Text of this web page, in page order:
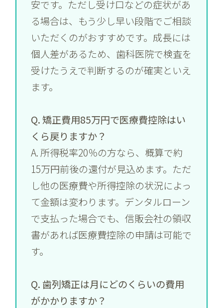
安です。ただし受け口などの症状があ
る場合は、もう少し早い段階でご相談
いただくのがおすすめです。成長には
個人差があるため、歯科医院で検査を
受けたうえで判断するのが確実といえ
ます。
Q. 矯正費用85万円で医療費控除はい
くら戻りますか？
A. 所得税率20％の方なら、概算で約
15万円前後の還付が見込めます。ただ
し他の医療費や所得控除の状況によっ
て金額は変わります。デンタルローン
で支払った場合でも、信販会社の領収
書があれば医療費控除の申請は可能で
す。
Q. 歯列矯正は月にどのくらいの費用
がかかりますか？